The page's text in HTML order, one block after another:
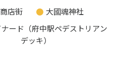
店街
大國魂神社
ード（府中駅ペデストリアン
デッキ）